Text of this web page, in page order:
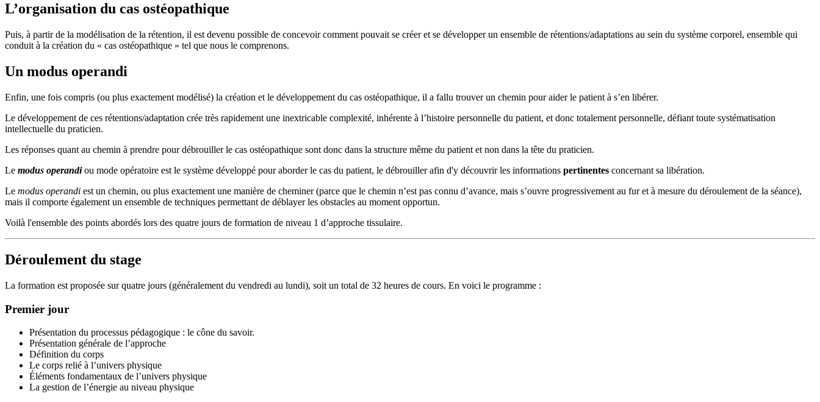
L’organisation du cas ostéopathique
Puis, à partir de la modélisation de la rétention, il est devenu possible de concevoir comment pouvait se créer et se développer un ensemble de rétentions/adaptations au sein du système corporel, ensemble qui
conduit à la création du « cas ostéopathique » tel que nous le comprenons.
Un modus operandi
Enfin, une fois compris (ou plus exactement modélisé) la création et le développement du cas ostéopathique, il a fallu trouver un chemin pour aider le patient à s’en libérer.
Le développement de ces rétentions/adaptation crée très rapidement une inextricable complexité, inhérente à l’histoire personnelle du patient, et donc totalement personnelle, défiant toute systématisation
intellectuelle du praticien.
Les réponses quant au chemin à prendre pour débrouiller le cas ostéopathique sont donc dans la structure même du patient et non dans la tête du praticien.
Le modus operandiou mode opératoire est le système développé pour aborder le cas du patient, le débrouiller afin d'y découvrir les informations pertinentes concernant sa libération.
Le modus operandi est un chemin, ou plus exactement une manière de cheminer (parce que le chemin n’est pas connu d’avance, mais s’ouvre progressivement au fur et à mesure du déroulement de la séance),
mais il comporte également un ensemble de techniques permettant de déblayer les obstacles au moment opportun.
Voilà l'ensemble des points abordés lors des quatre jours de formation de niveau 1 d’approche tissulaire.
Déroulement du stage
La formation est proposée sur quatre jours (généralement du vendredi au lundi), soit un total de 32 heures de cours. En voici le programme :
Premier jour
Présentation du processus pédagogique : le cône du savoir.
Présentation générale de l’approche
Définition du corps
Le corps relié à l’univers physique
Éléments fondamentaux de l’univers physique
La gestion de l’énergie au niveau physique